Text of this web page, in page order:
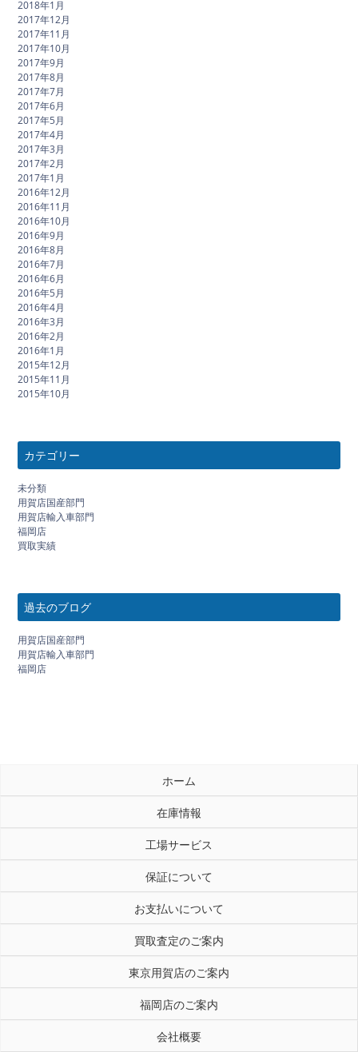
2018年1月
2017年12月
2017年11月
2017年10月
2017年9月
2017年8月
2017年7月
2017年6月
2017年5月
2017年4月
2017年3月
2017年2月
2017年1月
2016年12月
2016年11月
2016年10月
2016年9月
2016年8月
2016年7月
2016年6月
2016年5月
2016年4月
2016年3月
2016年2月
2016年1月
2015年12月
2015年11月
2015年10月
カテゴリー
未分類
用賀店国産部門
用賀店輸入車部門
福岡店
買取実績
過去のブログ
用賀店国産部門
用賀店輸入車部門
福岡店
ホーム
在庫情報
工場サービス
保証について
お支払いについて
買取査定のご案内
東京用賀店のご案内
福岡店のご案内
会社概要